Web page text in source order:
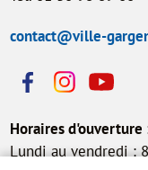
contact@ville-
Horaires d'ouverture
Lundi au vendredi :